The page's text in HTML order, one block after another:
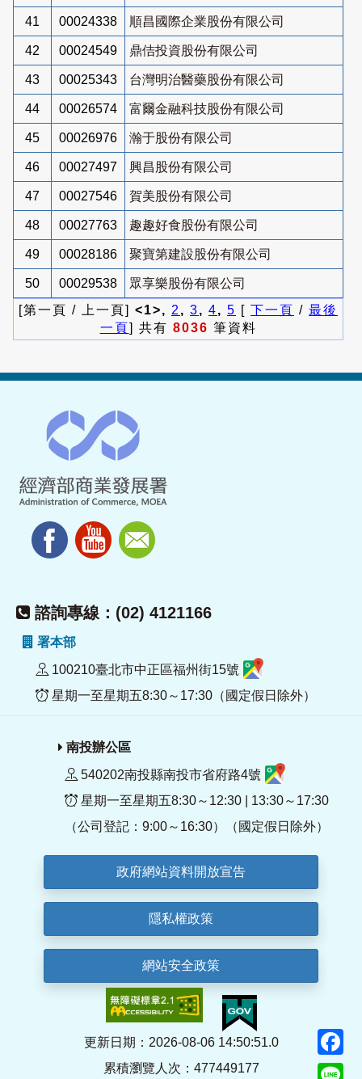
41 00024338 順昌國際企業股份有限公司
42 00024549 鼎佶投資股份有限公司
43 00025343 台灣明治醫藥股份有限公司
44 00026574 富爾金融科技股份有限公司
45 00026976 瀚于股份有限公司
46 00027497 興昌股份有限公司
47 00027546 賀美股份有限公司
48 00027763 趣趣好食股份有限公司
49 00028186 聚寶第建設股份有限公司
50 00029538
眾享樂股份有限公司
[第一頁 / 上一頁] <1>, 2 , 3, 4, 5 [ 下一頁 / 最後
一頁] 共有 8036 筆資料
諮詢專線：(02) 4121166
署本部
100210臺北市中正區福州街15號
星期一至星期五8:30～17:30（國定假日除外）
南投辦公區
540202南投縣南投市省府路4號
星期一至星期五8:30～12:30 | 13:30～17:30
（公司登記：9:00～16:30）（國定假日除外）
政府網站資料開放宣告
隱私權政策
網站安全政策
更新日期：2026-08-06 14:50:51.0
累積瀏覽人次：477449177